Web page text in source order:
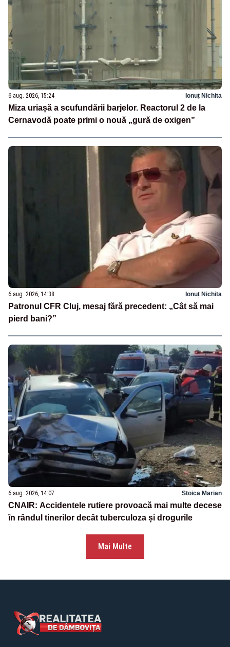
6 aug. 2026, 15:24 Ionuț Nichita
Miza uriașă a scufundării barjelor. Reactorul 2 de la
Cernavodă poate primi o nouă „gură de oxigen”
6 aug. 2026, 14:38 Ionuț Nichita
Patronul CFR Cluj, mesaj fără precedent: „Cât să mai
pierd bani?”
6 aug. 2026, 14:07 Stoica Marian
CNAIR: Accidentele rutiere provoacă mai multe decese
în rândul tinerilor decât tuberculoza și drogurile
Mai Multe